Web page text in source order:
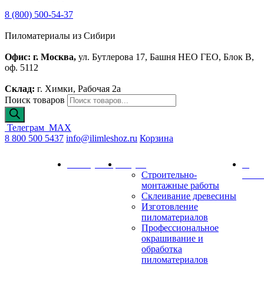
8 (800) 500-54-37
Пиломатериалы из Сибири
Офис: г. Москва, ул. Бутлерова 17, Башня НЕО ГЕО, Блок В,
оф. 5112
Склад: г. Химки, Рабочая 2а
Поиск товаров
Телеграм MAX
8 800 500 5437 info@ilimleshoz.ru Корзина
Калькулятор
Строительно-
монтажные работы
Склеивание древесины
Изготовление
пиломатериалов
Профессиональное
окрашивание и
обработка
пиломатериалов